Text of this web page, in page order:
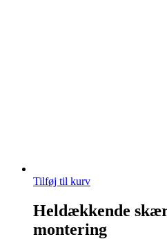
Tilføj til kurv
Heldækkende
montering